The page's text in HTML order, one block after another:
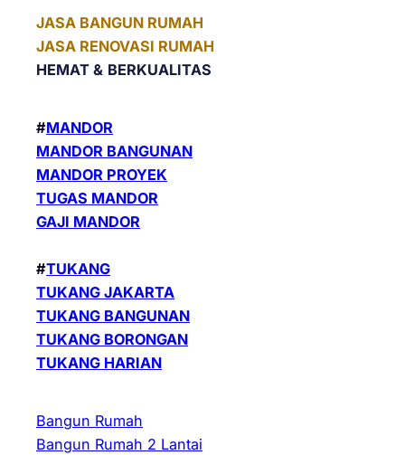
JASA BANGUN RUMAH
JASA RENOVASI RUMAH
HEMAT & BERKUALITAS
#MANDOR
MANDOR BANGUNAN
MANDOR PROYEK
TUGAS MANDOR
GAJI MANDOR
#TUKANG
TUKANG JAKARTA
TUKANG BANGUNAN
TUKANG BORONGAN
TUKANG HARIAN
Bangun Rumah
Bangun Rumah 2 Lantai